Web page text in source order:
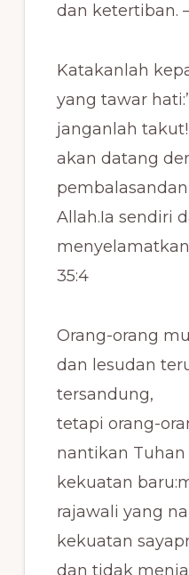
dan ketertiban.
Katakanlah
yang tawar
janganlah
akan datang
Allah.Ia sendiri
menyelamatkan
35:4
Orang-orang
dan lesudan
tersandung,
tetapi orang-
nantikan
kekuatan
rajawali yang
kekuatan
dan tidak